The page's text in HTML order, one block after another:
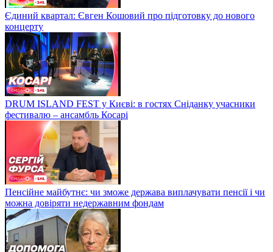
Єдиний квартал: Євген Кошовий про підготовку до нового
концерту
DRUM ISLAND FEST у Києві: в гостях Сніданку учасники
фестивалю – ансамбль Косарі
Пенсійне майбутнє: чи зможе держава виплачувати пенсії і чи
можна довіряти недержавним фондам